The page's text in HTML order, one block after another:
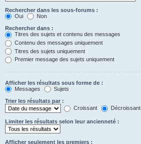
Rechercher dans les sous-forums :
Oui
Non
Rechercher dans :
Titres des sujets et contenu des messages
Contenu des messages uniquement
Titres des sujets uniquement
Premier message des sujets uniquement
Afficher les résultats sous forme de :
Messages
Sujets
Trier les résultats par :
Croissant
Décroissant
Limiter les résultats selon leur ancienneté :
Afficher seulement les premiers :